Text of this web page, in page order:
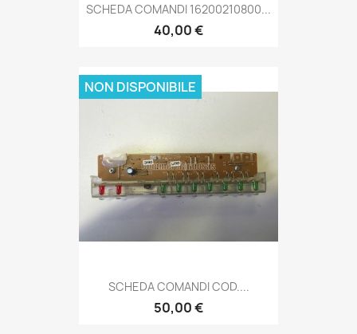
SCHEDA COMANDI 16200210800...
40,00 €
SCHEDA COMANDI COD....
50,00 €
NON DISPONIBILE